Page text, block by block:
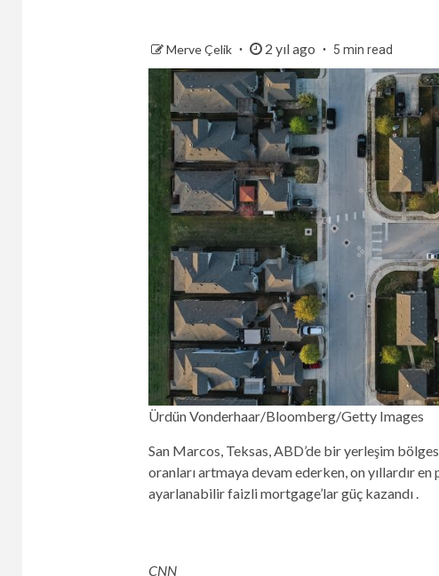
Merve Çelik 2 yıl ago 5 min read
Ürdün Vonderhaar/Bloomberg/Getty Images
San Marcos, Teksas, ABD’de bir yerleşim
oranları artmaya devam ederken, on yıllardır
ayarlanabilir faizli mortgage’lar güç kazandı .
CNN